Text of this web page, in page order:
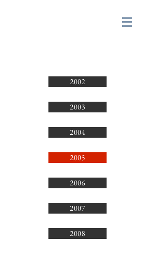
2002
2003
2004
2005
2006
2007
2008